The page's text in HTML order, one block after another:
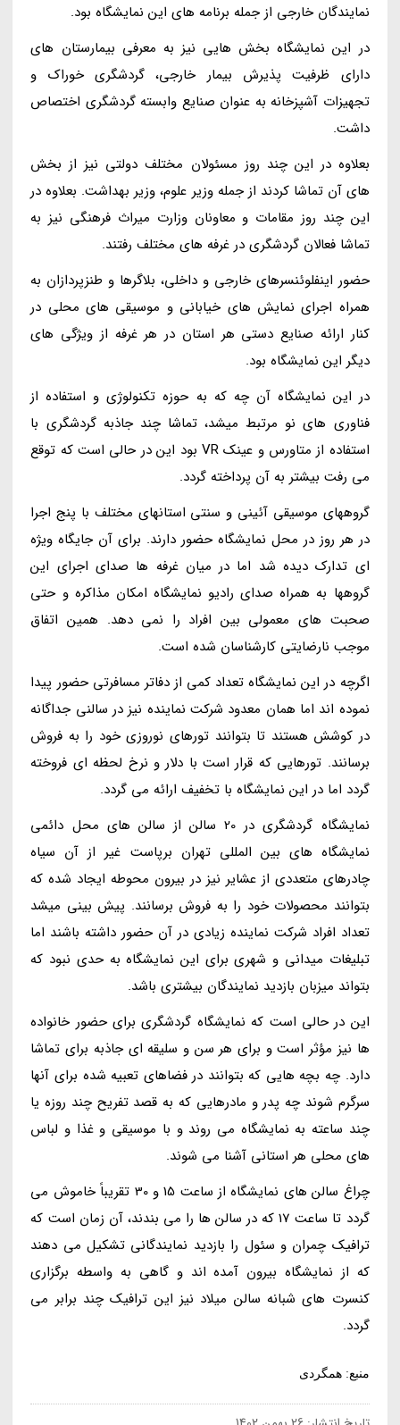
نمایندگان خارجی از جمله برنامه های این نمایشگاه بود.
در این نمایشگاه بخش هایی نیز به معرفی بیمارستان های
دارای ظرفیت پذیرش بیمار خارجی، گردشگری خوراک و
تجهیزات آشپزخانه به عنوان صنایع وابسته گردشگری اختصاص
داشت.
بعلاوه در این چند روز مسئولان مختلف دولتی نیز از بخش
های آن تماشا کردند از جمله وزیر علوم، وزیر بهداشت. بعلاوه در
این چند روز مقامات و معاونان وزارت میراث فرهنگی نیز به
تماشا فعالان گردشگری در غرفه های مختلف رفتند.
حضور اینفلوئنسرهای خارجی و داخلی، بلاگرها و طنزپردازان به
همراه اجرای نمایش های خیابانی و موسیقی های محلی در
کنار ارائه صنایع دستی هر استان در هر غرفه از ویژگی های
دیگر این نمایشگاه بود.
در این نمایشگاه آن چه که به حوزه تکنولوژی و استفاده از
فناوری های نو مرتبط میشد، تماشا چند جاذبه گردشگری با
استفاده از متاورس و عینک VR بود این در حالی است که توقع
می رفت بیشتر به آن پرداخته گردد.
گروههای موسیقی آئینی و سنتی استانهای مختلف با پنج اجرا
در هر روز در محل نمایشگاه حضور دارند. برای آن جایگاه ویژه
ای تدارک دیده شد اما در میان غرفه ها صدای اجرای این
گروهها به همراه صدای رادیو نمایشگاه امکان مذاکره و حتی
صحبت های معمولی بین افراد را نمی دهد. همین اتفاق
موجب نارضایتی کارشناسان شده است.
اگرچه در این نمایشگاه تعداد کمی از دفاتر مسافرتی حضور پیدا
نموده اند اما همان معدود شرکت نماینده نیز در سالنی جداگانه
در کوشش هستند تا بتوانند تورهای نوروزی خود را به فروش
برسانند. تورهایی که قرار است با دلار و نرخ لحظه ای فروخته
گردد اما در این نمایشگاه با تخفیف ارائه می گردد.
نمایشگاه گردشگری در 20 سالن از سالن های محل دائمی
نمایشگاه های بین المللی تهران برپاست غیر از آن سیاه
چادرهای متعددی از عشایر نیز در بیرون محوطه ایجاد شده که
بتوانند محصولات خود را به فروش برسانند. پیش بینی میشد
تعداد افراد شرکت نماینده زیادی در آن حضور داشته باشند اما
تبلیغات میدانی و شهری برای این نمایشگاه به حدی نبود که
بتواند میزبان بازدید نمایندگان بیشتری باشد.
این در حالی است که نمایشگاه گردشگری برای حضور خانواده
ها نیز مؤثر است و برای هر سن و سلیقه ای جاذبه برای تماشا
دارد. چه بچه هایی که بتوانند در فضاهای تعبیه شده برای آنها
سرگرم شوند چه پدر و مادرهایی که به قصد تفریح چند روزه یا
چند ساعته به نمایشگاه می روند و با موسیقی و غذا و لباس
های محلی هر استانی آشنا می شوند.
چراغ سالن های نمایشگاه از ساعت 15 و 30 تقریباً خاموش می
گردد تا ساعت 17 که در سالن ها را می بندند، آن زمان است که
ترافیک چمران و سئول را بازدید نمایندگانی تشکیل می دهند
که از نمایشگاه بیرون آمده اند و گاهی به واسطه برگزاری
کنسرت های شبانه سالن میلاد نیز این ترافیک چند برابر می
گردد.
منبع: همگردی